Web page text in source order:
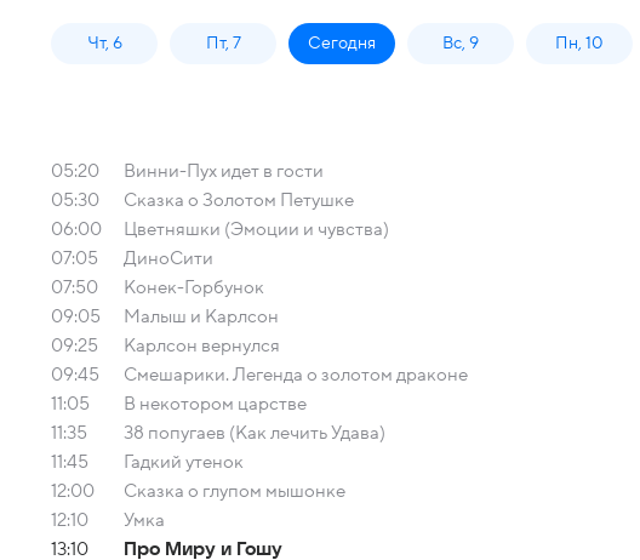
Чт, 6 Пт, 7 Сегодня Вс, 9 Пн, 10
05:20
Винни-Пух идет в гости
05:30
Сказка о Золотом Петушке
06:00
Цветняшки (Эмоции и чувства)
07:05
ДиноСити
07:50
Конек-Горбунок
09:05
Малыш и Карлсон
09:25
Карлсон вернулся
09:45
Смешарики. Легенда о золотом драконе
11:05
В некотором царстве
11:35
38 попугаев (Как лечить Удава)
11:45
Гадкий утенок
12:00
Сказка о глупом мышонке
12:10
Умка
13:10
Про Миру и Гошу